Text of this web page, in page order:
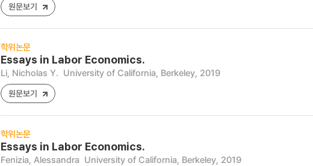
원문보기
학위논문
Essays in Labor Economics.
Li, Nicholas Y. University of California, Berkeley, 2019
원문보기
학위논문
Essays in Labor Economics.
Fenizia, Alessandra University of California, Berkeley, 2019